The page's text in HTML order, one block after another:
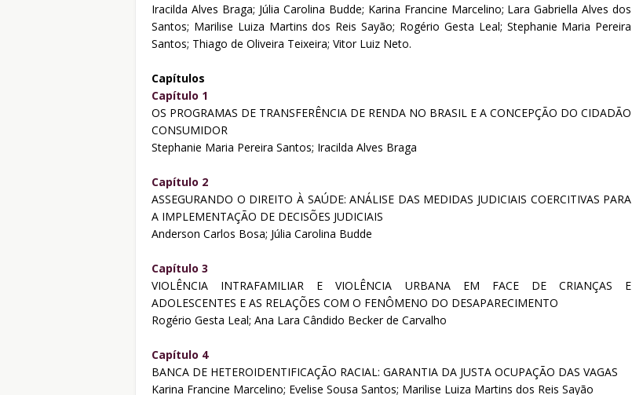
Iracilda Alves Braga; Júlia Carolina Budde; Karina Francine Marcelino; Lara Gabriella Alves dos
Santos; Marilise Luiza Martins dos Reis Sayão; Rogério Gesta Leal; Stephanie Maria Pereira
Santos; Thiago de Oliveira Teixeira; Vitor Luiz Neto.
Capítulos
Capítulo 1
OS PROGRAMAS DE TRANSFERÊNCIA DE RENDA NO BRASIL E A CONCEPÇÃO DO CIDADÃO
CONSUMIDOR
Stephanie Maria Pereira Santos; Iracilda Alves Braga
Capítulo 2
ASSEGURANDO O DIREITO À SAÚDE: ANÁLISE DAS MEDIDAS JUDICIAIS COERCITIVAS PARA
A IMPLEMENTAÇÃO DE DECISÕES JUDICIAIS
Anderson Carlos Bosa; Júlia Carolina Budde
Capítulo 3
VIOLÊNCIA INTRAFAMILIAR E VIOLÊNCIA URBANA EM FACE DE CRIANÇAS E
ADOLESCENTES E AS RELAÇÕES COM O FENÔMENO DO DESAPARECIMENTO
Rogério Gesta Leal; Ana Lara Cândido Becker de Carvalho
Capítulo 4
BANCA DE HETEROIDENTIFICAÇÃO RACIAL: GARANTIA DA JUSTA OCUPAÇÃO DAS VAGAS
Karina Francine Marcelino; Evelise Sousa Santos; Marilise Luiza Martins dos Reis Sayão